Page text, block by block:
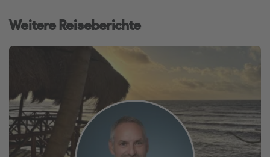
Weitere Reiseberichte